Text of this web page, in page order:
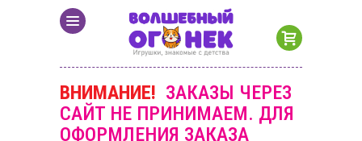
ВНИМАНИЕ! ЗАКАЗЫ ЧЕРЕЗ
САЙТ НЕ ПРИНИМАЕМ. ДЛЯ
ОФОРМЛЕНИЯ ЗАКАЗА